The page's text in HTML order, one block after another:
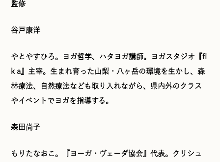
監修
谷戸康洋
やとやすひろ。ヨガ哲学、ハタヨガ講師。ヨガスタジオ『fi
k a』主宰。生まれ育った山梨・八ヶ岳の環境を生かし、森
林療法、自然療法なども取り入れながら、県内外のクラス
やイベントでヨガを指導する。
森田尚子
もりたなおこ。『ヨーガ・ヴェーダ協会』代表。クリシュ